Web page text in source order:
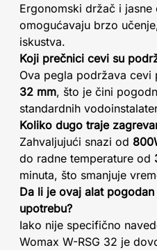
Ergonomski držač i jasne
omogućavaju brzo
iskustva.
Koji prečnici cevi su
Ova pegla podržava cevi
32 mm, što je čini
standardnih
Koliko dugo traje
Zahvaljujući snazi od
do radne temperature od
minuta, što smanjuje
Da li je ovaj alat
upotrebu?
Iako nije specifično
Womax W-RSG 32 je